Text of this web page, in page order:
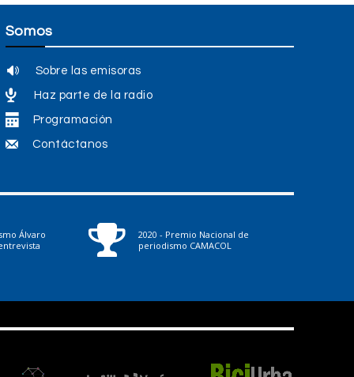
Somos
Sobre las emisoras
Haz parte de la radio
Programación
Contáctanos
Álvaro
2020 - Premio Nacional de
periodismo CAMACOL